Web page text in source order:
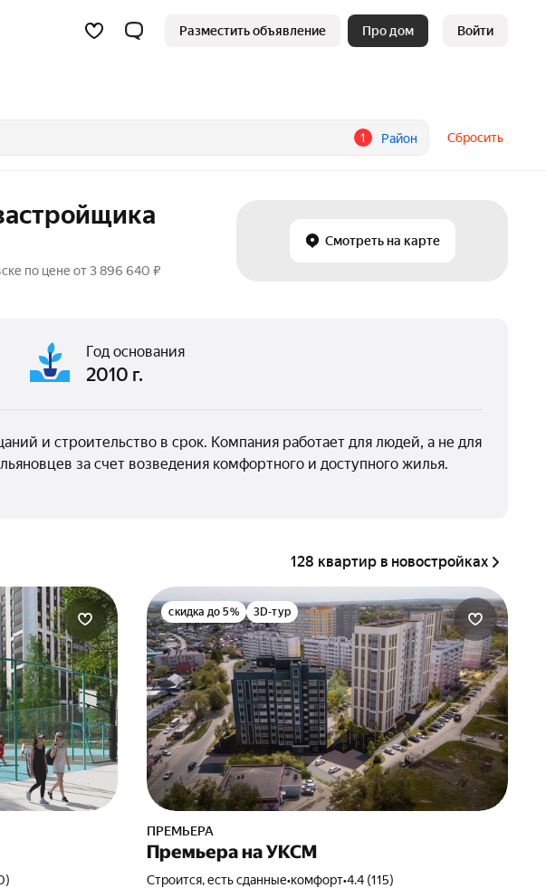
Разместить объявление Про дом Войти
1 Район Сбросить
по цене от 3 896 640 ₽
Смотреть на карте
Год основания
2010 г.
и строительство в срок. Компания работает для людей, а не для
за счет возведения комфортного и доступного жилья.
128 квартир в новостройках
скидка до 5% 3D-тур
ПРЕМЬЕРА
Премьера на УКСМ
Строится, есть сданные•комфорт•4.4 (115)